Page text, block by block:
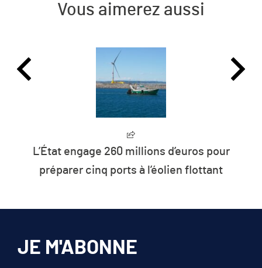
Vous aimerez aussi
Présidentielle 2027 : la défiance
devient elle le premier parti de France